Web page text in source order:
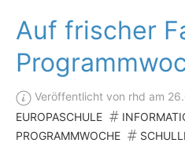
Auf frischer
Veröffentlicht von rhd am
EUROPASCHULE
PROGRAMMWOCHE